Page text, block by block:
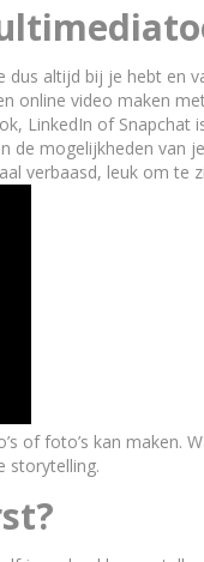
dus altijd bij je hebt en
online video maken
LinkedIn of
de mogelijkheden van
verbaasd, leuk om
of foto’s kan
storytelling.